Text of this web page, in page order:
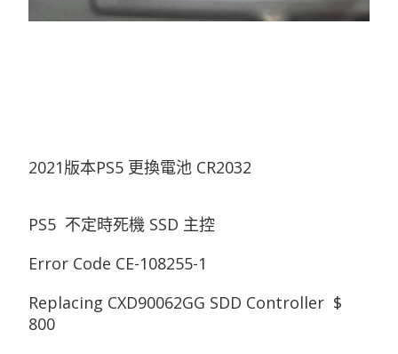
2021版本PS5 更換電池 CR2032
PS5 不定時死機 SSD 主控
Error Code CE-108255-1
Replacing CXD90062GG SDD Controller $
800